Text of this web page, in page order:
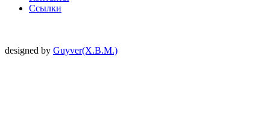
Ссылки
designed by Guyver(X.B.M.)